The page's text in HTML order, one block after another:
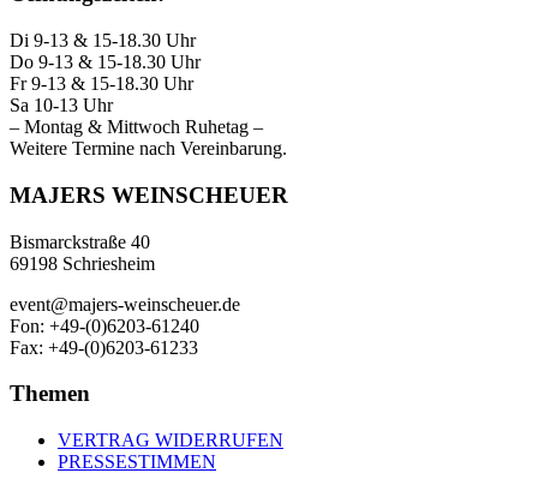
Di 9-13 & 15-18.30 Uhr
Do 9-13 & 15-18.30 Uhr
Fr 9-13 & 15-18.30 Uhr
Sa 10-13 Uhr
– Montag & Mittwoch Ruhetag –
Weitere Termine nach Vereinbarung.
MAJERS WEINSCHEUER
Bismarckstraße 40
69198 Schriesheim
event@majers-weinscheuer.de
Fon: +49-(0)6203-61240
Fax: +49-(0)6203-61233
Themen
VERTRAG WIDERRUFEN
PRESSESTIMMEN